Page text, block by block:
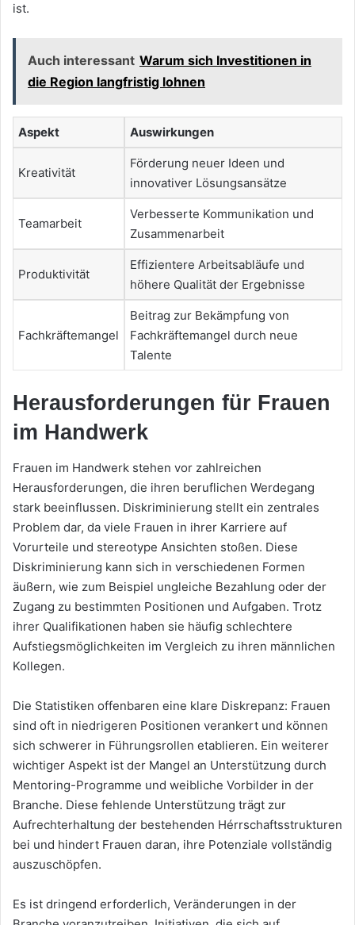
ist.
Auch interessant Warum sich Investitionen in
die Region langfristig lohnen
Aspekt Auswirkungen
Kreativität
Förderung neuer Ideen und
innovativer Lösungsansätze
Teamarbeit
Verbesserte Kommunikation und
Zusammenarbeit
Produktivität
Effizientere Arbeitsabläufe und
höhere Qualität der Ergebnisse
Fachkräftemangel
Beitrag zur Bekämpfung von
Fachkräftemangel durch neue
Talente
Herausforderungen für Frauen
im Handwerk
Frauen im Handwerk stehen vor zahlreichen
Herausforderungen, die ihren beruflichen Werdegang
stark beeinflussen. Diskriminierung stellt ein zentrales
Problem dar, da viele Frauen in ihrer Karriere auf
Vorurteile und stereotype Ansichten stoßen. Diese
Diskriminierung kann sich in verschiedenen Formen
äußern, wie zum Beispiel ungleiche Bezahlung oder der
Zugang zu bestimmten Positionen und Aufgaben. Trotz
ihrer Qualifikationen haben sie häufig schlechtere
Aufstiegsmöglichkeiten im Vergleich zu ihren männlichen
Kollegen.
Die Statistiken offenbaren eine klare Diskrepanz: Frauen
sind oft in niedrigeren Positionen verankert und können
sich schwerer in Führungsrollen etablieren. Ein weiterer
wichtiger Aspekt ist der Mangel an Unterstützung durch
Mentoring-Programme und weibliche Vorbilder in der
Branche. Diese fehlende Unterstützung trägt zur
Aufrechterhaltung der bestehenden Hérrschaftsstrukturen
bei und hindert Frauen daran, ihre Potenziale vollständig
auszuschöpfen.
Es ist dringend erforderlich, Veränderungen in der